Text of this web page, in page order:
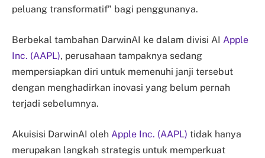
peluang transformatif” bagi penggunanya.
Berbekal tambahan DarwinAI ke dalam divisi AI Apple
Inc. (AAPL), perusahaan tampaknya sedang
mempersiapkan diri untuk memenuhi janji tersebut
dengan menghadirkan inovasi yang belum pernah
terjadi sebelumnya.
Akuisisi DarwinAI oleh Apple Inc. (AAPL) tidak hanya
merupakan langkah strategis untuk memperkuat